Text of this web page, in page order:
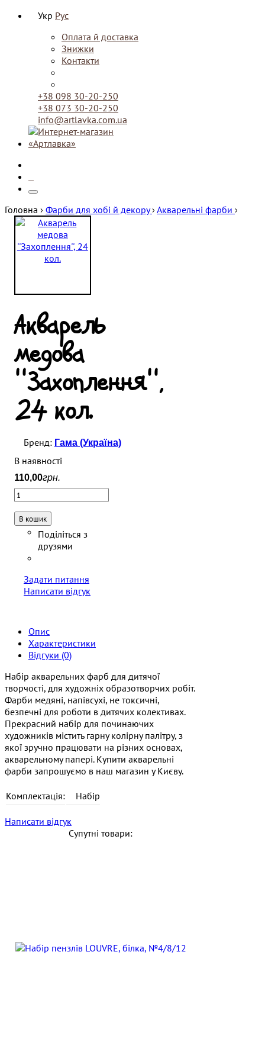
Укр Рус
Оплата й доставка
Знижки
Контакти
+38 098 30-20-250
+38 073 30-20-250
info@artlavka.com.ua
Головна › Фарби для хобі й декору› Акварельні фарби ›
Акварель
медова
''Захоплення'',
24 кол.
Гама (Україна)
В наявності
110,00грн.
В кошик
Задати питання
Написати відгук
Опис
Характеристики
Відгуки (0)
Набір акварельних фарб для дитячої
творчості, для художніх образотворчих робіт.
Фарби медяні, напівсухі, не токсичні,
безпечні для роботи в дитячих колективах.
Прекрасний набір для починаючих
художників містить гарну колірну палітру, з
якої зручно працювати на різних основах,
акварельному папері. Купити акварельні
фарби запрошуємо в наш магазин у Києву.
Комплектація: Набір
Написати відгук
Супутні товари: